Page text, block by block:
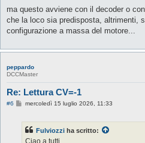
ma questo avviene con il decoder o
che la loco sia predisposta, altrimenti,
configurazione a massa del motore...
peppardo
DCCMaster
Re: Lettura CV=-1
#6
M
a
g
mercoledì 15 luglio 2026, 11:33
Fulviozzi ha scritto:
Ciao a tutti,